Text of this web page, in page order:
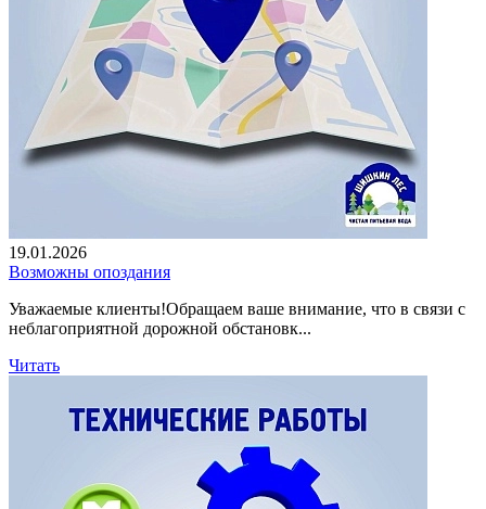
19.01.2026
Возможны опоздания
Уважаемые клиенты!Обращаем ваше внимание, что в связи с
неблагоприятной дорожной обстановк...
Читать